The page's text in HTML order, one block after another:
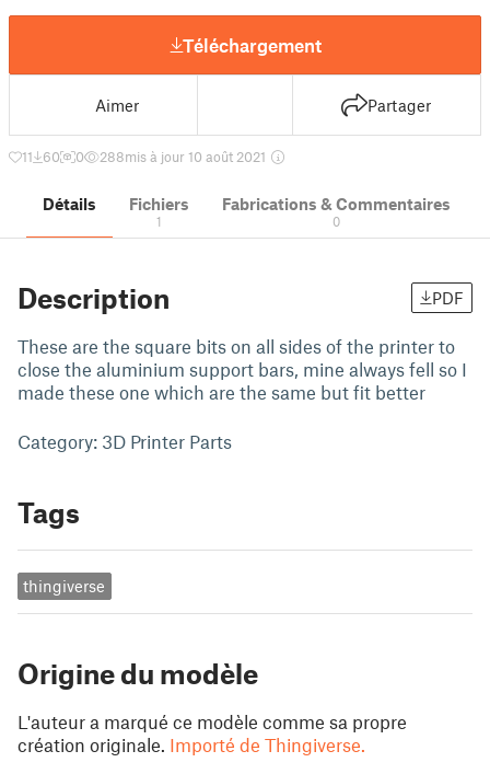
Téléchargement
Aimer Partager
11 60 0 288mis à jour 10 août 2021
Détails Fichiers
1
Fabrications & Commentaires
0
Description PDF
These are the square bits on all sides of the printer to
close the aluminium support bars, mine always fell so I
made these one which are the same but fit better
Category: 3D Printer Parts
Tags
thingiverse
Origine du modèle
L'auteur a marqué ce modèle comme sa propre
création originale. Importé de Thingiverse.